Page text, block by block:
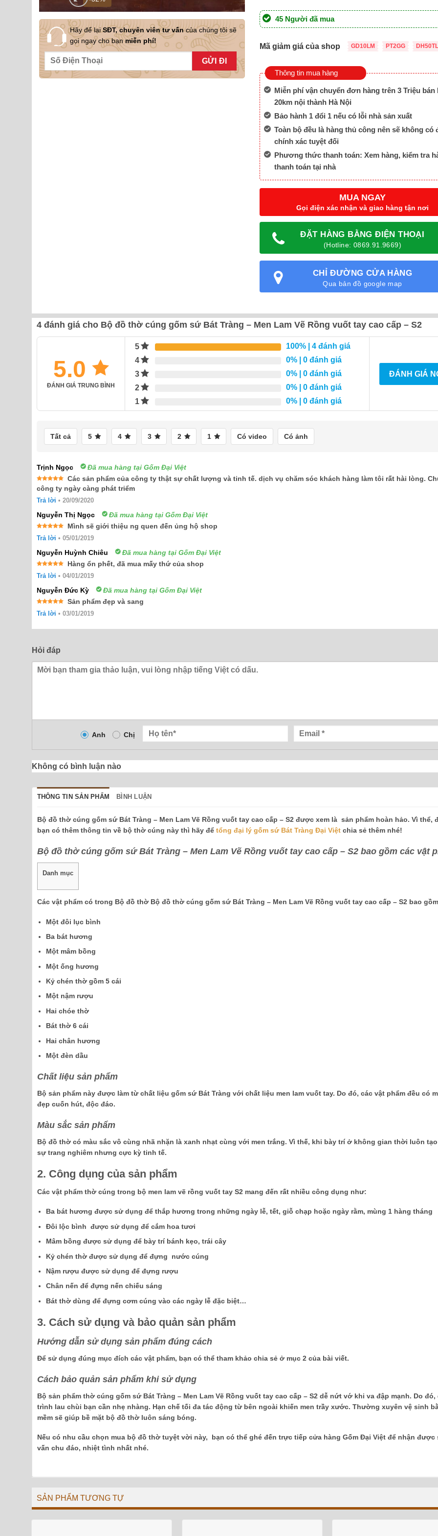
Hãy để lạiSĐT, chuyên viên tư vấncủa chúng tôi sẽ
gọi ngay cho bạnmiễn phí!
là:
8,000,000 ₫.
tại
là:
45 Người đã mua
Mã giảm giá của shop GD10LM PT2GG DH50TL
Thông tin mua hàng
Miễn phí vận chuyển đơn hàng trên 3 Triệu bán
20km nội thành Hà Nội
Bảo hành 1 đổi 1 nếu có lỗi nhà sản xuất
Toàn bộ đều là hàng thủ công nên sẽ không có
chính xác tuyệt đối
Phương thức thanh toán: Xem hàng, kiểm tra
thanh toán tại nhà
MUA NGAY
Gọi điện xác nhận và giao hàng tận nơi
ĐẶT HÀNG BẰNG ĐIỆN THOẠI
(Hotline: 0869.91.9669)
CHỈ ĐƯỜNG CỬA HÀNG
Qua bản đồ google map
4 đánh giá cho Bộ đồ thờ cúng gốm sứ Bát Tràng – Men Lam Vẽ Rồng vuốt tay cao cấp – S2
5.0
ĐÁNH GIÁ TRUNG BÌNH
5 100% | 4 đánh giá
4
0% | 0 đánh giá
3
0% | 0 đánh giá
2
0% | 0 đánh giá
1
0% | 0 đánh giá
ĐÁNH GIÁ
Tất cả 5 4 3 2 1 Có video Có ảnh
Trịnh Ngọc Đã mua hàng tại Gốm Đại Việt
Được xếp
hạng5 5
sao
Các sản phẩm của công ty thật sự chất lượng và tinh tế. dịch vụ chăm sóc khách hàng làm tôi rất hài lòng.
công ty ngày càng phát triểm
Trả lời • 20/09/2020
Nguyễn Thị Ngọc Đã mua hàng tại Gốm Đại Việt
Được xếp
hạng55
Mình sẽ giới thiệu ng quen đến ủng hộ shop
Trả lời • 05/01/2019
Nguyễn Huỳnh Chiêu Đã mua hàng tại Gốm Đại Việt
Được xếp
hạng55
Hàng ổn phết, đã mua mấy thứ của shop
Trả lời • 04/01/2019
Nguyễn Đức Kỳ Đã mua hàng tại Gốm Đại Việt
Được xếp
hạng55
Sản phẩm đẹp và sang
Trả lời • 03/01/2019
Hỏi đáp
Anh Chị
Không có bình luận nào
THÔNG TIN SẢN PHẨM BÌNH LUẬN
Bộ đồ thờ cúng gốm sứ Bát Tràng – Men Lam Vẽ Rồng vuốt tay cao cấp – S2 được xem là sản phẩm hoàn hảo. Vì thể,
bạn có thêm thông tin về bộ thờ cúng này thì hãy để tổng đại lý gốm sứ Bát Tràng Đại Việtchia sẻ thêm nhé!
Bộ đồ thờ cúng gốm sứ Bát Tràng – Men Lam Vẽ Rồng vuốt tay cao cấp – S2 bao gồm các vật
Danh mục
Các vật phẩm có trong Bộ đồ thờ Bộ đồ thờ cúng gốm sứ Bát Tràng – Men Lam Vẽ Rồng vuốt tay cao cấp – S2 bao
Một đôi lục bình
Ba bát hương
Một mâm bồng
Một ống hương
Kỷ chén thờ gồm 5 cái
Một nậm rượu
Hai chóe thờ
Bát thờ 6 cái
Hai chân hương
Một đèn dầu
Chất liệu sản phẩm
Bộ sản phẩm này được làm từ chất liệu gốm sứ Bát Tràng với chất liệu men lam vuốt tay. Do đó, các vật phẩm đều có
đẹp cuốn hút, độc đáo.
Màu sắc sản phẩm
Bộ đồ thờ có màu sắc vô cùng nhã nhặn là xanh nhạt cùng với men trắng. Vì thế, khi bày trí ở không gian thời luôn
sự trang nghiêm nhưng cực kỳ tinh tế.
2. Công dụng của sản phẩm
Các vật phẩm thờ cúng trong bộ men lam vẽ rồng vuốt tay S2 mang đến rất nhiều công dụng như:
Ba bát hương được sử dụng để thắp hương trong những ngày lễ, tết, giỗ chạp hoặc ngày rằm, mùng 1 hàng tháng
Đôi lộc bình được sử dụng để cắm hoa tươi
Mâm bồng được sử dụng để bày trí bánh kẹo, trái cây
Kỷ chén thờ được sử dụng để đựng nước cúng
Nậm rượu được sử dụng để đựng rượu
Chân nến để đựng nến chiếu sáng
Bát thờ dùng để đựng cơm cúng vào các ngày lễ đặc biệt…
3. Cách sử dụng và bảo quản sản phẩm
Hướng dẫn sử dụng sản phẩm đúng cách
Để sử dụng đúng mục đích các vật phẩm, bạn có thể tham khảo chia sẻ ở mục 2 của bài viết.
Cách bảo quản sản phẩm khi sử dụng
Bộ sản phẩm thờ cúng gốm sứ Bát Tràng – Men Lam Vẽ Rồng vuốt tay cao cấp – S2 dễ nứt vớ khi va đập mạnh. Do đó,
trình lau chùi bạn cần nhẹ nhàng. Hạn chế tối đa tác động từ bên ngoài khiến men trầy xước. Thường xuyên vệ sinh
mềm sẽ giúp bề mặt bộ đồ thờ luôn sáng bóng.
Nếu có nhu cầu chọn mua bộ đồ thờ tuyệt vời này, bạn có thể ghé đến trực tiếp cửa hàng Gốm Đại Việt để nhận được
vấn chu đáo, nhiệt tình nhất nhé.
SẢN PHẨM TƯƠNG TỰ